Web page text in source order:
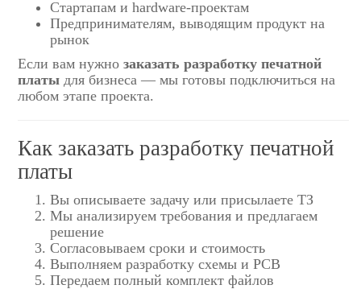
Стартапам и hardware-проектам
Предпринимателям, выводящим продукт на
рынок
Если вам нужно заказать разработку печатной
платы для бизнеса — мы готовы подключиться на
любом этапе проекта.
Как заказать разработку печатной
платы
Вы описываете задачу или присылаете ТЗ
Мы анализируем требования и предлагаем
решение
Согласовываем сроки и стоимость
Выполняем разработку схемы и PCB
Передаем полный комплект файлов